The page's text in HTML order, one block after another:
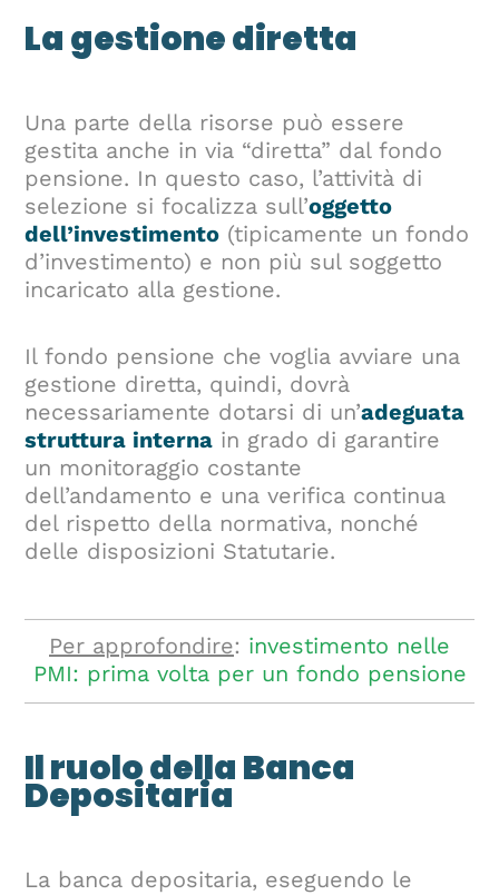
La gestione diretta
Una parte della risorse può essere
gestita anche in via “diretta” dal fondo
pensione. In questo caso, l’attività di
selezione si focalizza sull’oggetto
dell’investimento (tipicamente un fondo
d’investimento) e non più sul soggetto
incaricato alla gestione.
Il fondo pensione che voglia avviare una
gestione diretta, quindi, dovrà
necessariamente dotarsi di un’adeguata
struttura interna in grado di garantire
un monitoraggio costante
dell’andamento e una verifica continua
del rispetto della normativa, nonché
delle disposizioni Statutarie.
Per approfondire: investimento nelle
PMI: prima volta per un fondo pensione
Il ruolo della Banca
Depositaria
La banca depositaria, eseguendo le